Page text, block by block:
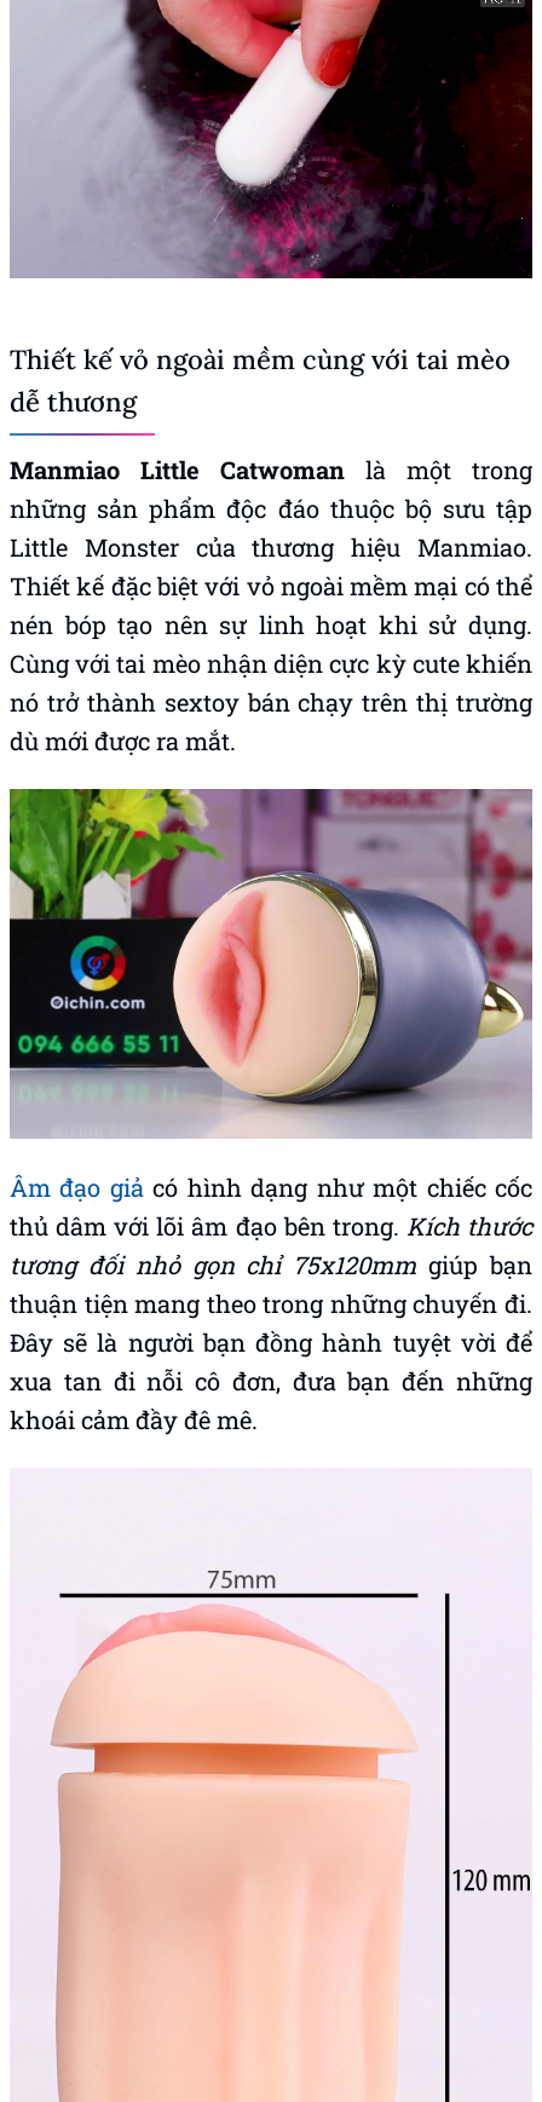
Thiết kế vỏ ngoài mềm cùng với tai mèo
dễ thương
Manmiao Little Catwoman là một trong
những sản phẩm độc đáo thuộc bộ sưu tập
Little Monster của thương hiệu Manmiao.
Thiết kế đặc biệt với vỏ ngoài mềm mại có thể
nén bóp tạo nên sự linh hoạt khi sử dụng.
Cùng với tai mèo nhận diện cực kỳ cute khiến
nó trở thành sextoy bán chạy trên thị trường
dù mới được ra mắt.
Âm đạo giả có hình dạng như một chiếc cốc
thủ dâm với lõi âm đạo bên trong. Kích thước
tương đối nhỏ gọn chỉ 75x120mm giúp bạn
thuận tiện mang theo trong những chuyến đi.
Đây sẽ là người bạn đồng hành tuyệt vời để
xua tan đi nỗi cô đơn, đưa bạn đến những
khoái cảm đầy đê mê.